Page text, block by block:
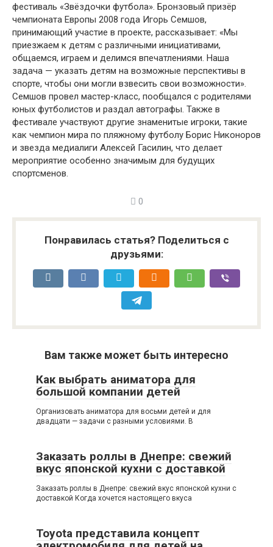
фестиваль «Звёздочки футбола». Бронзовый призёр
чемпионата Европы 2008 года Игорь Семшов,
принимающий участие в проекте, рассказывает: «Мы
приезжаем к детям с различными инициативами,
общаемся, играем и делимся впечатлениями. Наша
задача — указать детям на возможные перспективы в
спорте, чтобы они могли взвесить свои возможности».
Семшов провел мастер-класс, пообщался с родителями
юных футболистов и раздал автографы. Также в
фестивале участвуют другие знаменитые игроки, такие
как чемпион мира по пляжному футболу Борис Никоноров
и звезда медиалиги Алексей Гасилин, что делает
мероприятие особенно значимым для будущих
спортсменов.
0
Понравилась статья? Поделиться с
друзьями:
Вам также может быть интересно
Как выбрать аниматора для
большой компании детей
Организовать аниматора для восьми детей и для
двадцати — задачи с разными условиями. В
Заказать роллы в Днепре: свежий
вкус японской кухни с доставкой
Заказать роллы в Днепре: свежий вкус японской кухни с
доставкой Когда хочется настоящего вкуса
Toyota представила концепт